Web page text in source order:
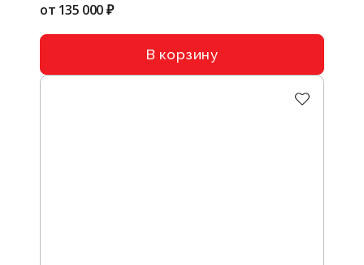
от 135 000 ₽
В корзину